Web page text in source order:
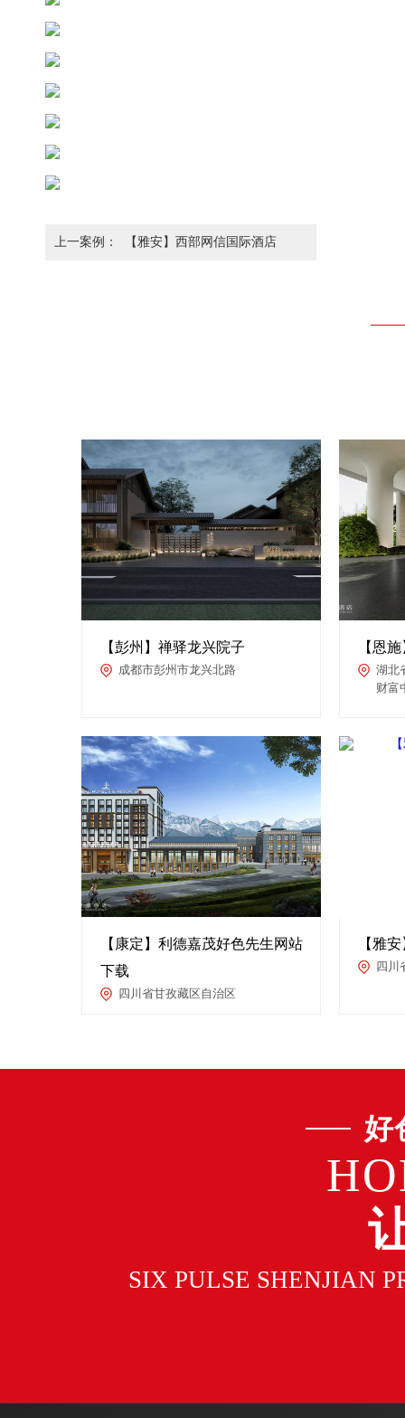
上一案例： 【雅安】西部网信国际酒店
【彭州】禅驿龙兴院子
成都市彭州市龙兴北路
【恩
湖北
财富
【康定】利德嘉茂好色先生网站
下载
四川省甘孜藏区自治区
【雅
四川
好
SIX PULSE SHENJIAN